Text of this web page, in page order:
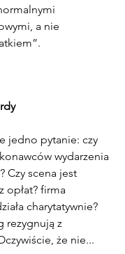
a nie
jedno pytanie: czy
wydarzenia
Czy scena jest
opłat? firma
charytatywnie?
rezygnują z
że nie...